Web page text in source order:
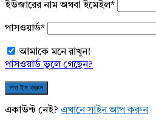
ইউজারের নাম অথবা ইমেইল*
পাসওয়ার্ড*
আমাকে মনে রাখুন!
পাসওয়ার্ড ভুলে গেছেন?
একাউন্ট নেই? এখানে সাইন আপ করুন